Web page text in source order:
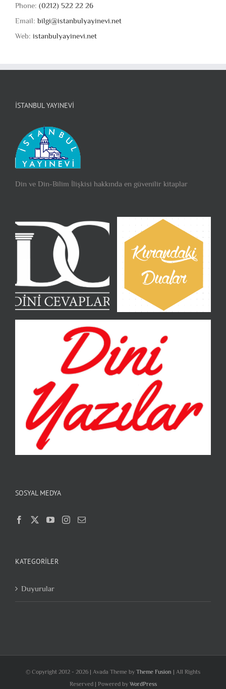
Phone: (0212) 522 22 26
Email: bilgi@istanbulyayinevi.net
Web: istanbulyayinevi.net
İSTANBUL YAYINEVI
Din ve Din-Bilim İlişkisi hakkında en güvenilir kitaplar
SOSYAL MEDYA
KATEGORILER
Duyurular
© Copyright 2012 - 2026 | Avada Theme by Theme Fusion | All Rights
Reserved | Powered by WordPress